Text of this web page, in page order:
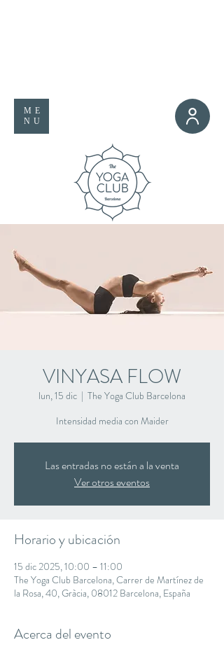
ME
NU
VINYASA FLOW
lun, 15 dic
  |
The Yoga Club Barcelona
Intensidad media con Maider
Las entradas no están a la venta
Ver otros eventos
Horario y ubicación
15 dic 2025, 10:00 – 11:00
The Yoga Club Barcelona, Carrer de Martínez de
la Rosa, 40, Gràcia, 08012 Barcelona, España
Acerca del evento